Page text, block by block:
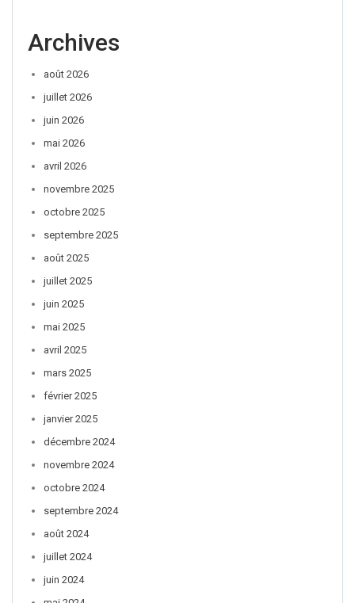
Archives
août 2026
juillet 2026
juin 2026
mai 2026
avril 2026
novembre 2025
octobre 2025
septembre 2025
août 2025
juillet 2025
juin 2025
mai 2025
avril 2025
mars 2025
février 2025
janvier 2025
décembre 2024
novembre 2024
octobre 2024
septembre 2024
août 2024
juillet 2024
juin 2024